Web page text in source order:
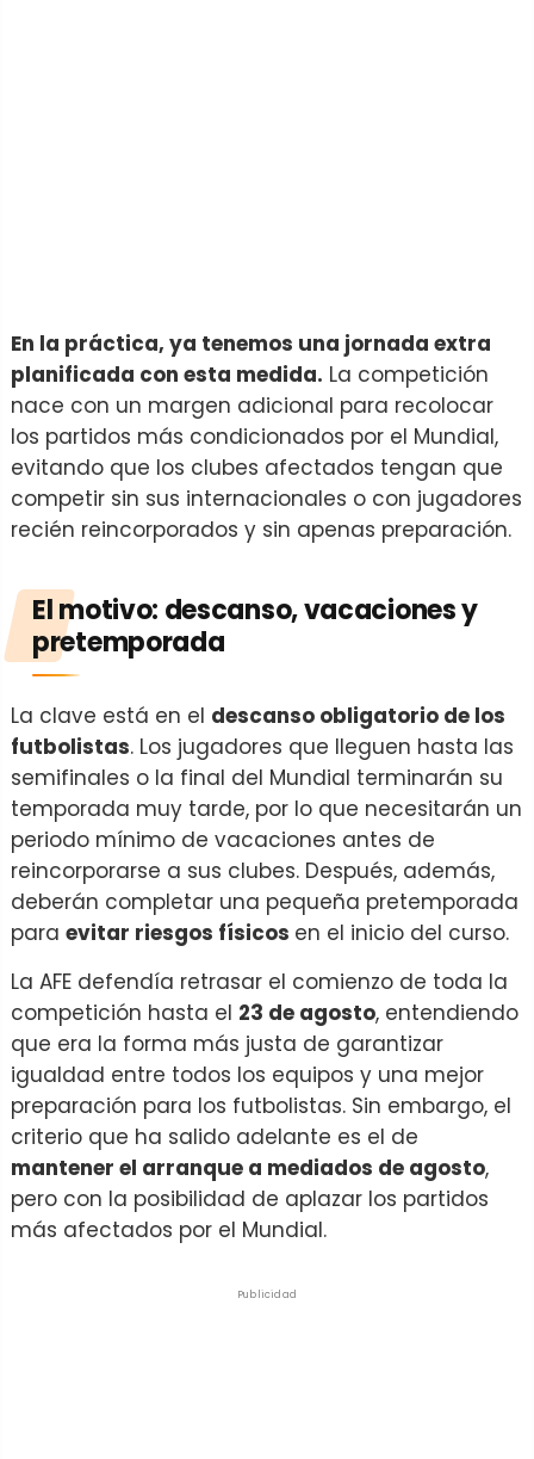
En la práctica, ya tenemos una jornada extra
planificada con esta medida. La competición
nace con un margen adicional para recolocar
los partidos más condicionados por el Mundial,
evitando que los clubes afectados tengan que
competir sin sus internacionales o con jugadores
recién reincorporados y sin apenas preparación.
El motivo: descanso, vacaciones y
pretemporada
La clave está en el descanso obligatorio de los
futbolistas. Los jugadores que lleguen hasta las
semifinales o la final del Mundial terminarán su
temporada muy tarde, por lo que necesitarán un
periodo mínimo de vacaciones antes de
reincorporarse a sus clubes. Después, además,
deberán completar una pequeña pretemporada
para evitar riesgos físicos en el inicio del curso.
La AFE defendía retrasar el comienzo de toda la
competición hasta el 23 de agosto, entendiendo
que era la forma más justa de garantizar
igualdad entre todos los equipos y una mejor
preparación para los futbolistas. Sin embargo, el
criterio que ha salido adelante es el de
mantener el arranque a mediados de agosto,
pero con la posibilidad de aplazar los partidos
más afectados por el Mundial.
Publicidad